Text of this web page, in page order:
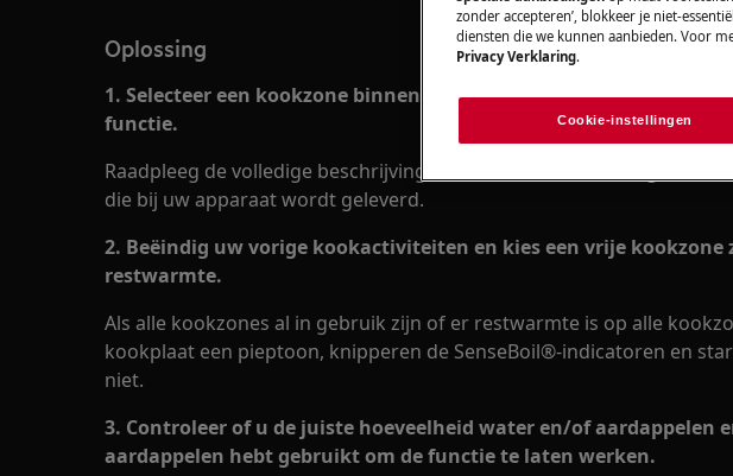
Oplossing
1. Selecteer een kookzone binnen 5 seconden na activering van
functie.
Raadpleeg de volledige beschrijving die beschikbaar is in de
die bij uw apparaat wordt geleverd.
2. Beëindig uw vorige kookactiviteiten en kies een vrije kookzone
restwarmte.
Als alle kookzones al in gebruik zijn of er restwarmte is op alle
kookplaat een pieptoon, knipperen de SenseBoil®-indicatoren en
niet.
3. Controleer of u de juiste hoeveelheid water en/of aardappelen
aardappelen hebt gebruikt om de functie te laten werken.
zonder accepteren’, blokkeer je niet-
diensten die we kunnen aanbieden. Voor
Privacy Verklaring.
Cookie-instellingen